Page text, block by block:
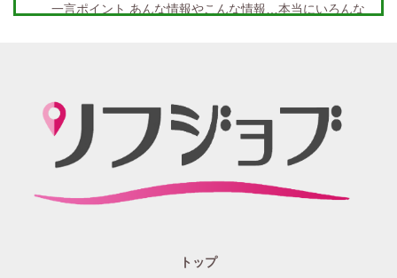
一言ポイント あんな情報やこんな情報…本当にいろんな
紙面媒体スポーツ紙のあの広告求人情報から意味深長な
広告!?まで興味のある方もただ眺めてるだけ、という通り
すがりの方へも！もっとkhaosな情報たちを掲載する場所
が欲しい！というお客様の要望を実現、もっと広く発信
に、リフジョブは地域情報発信サービスを2016年10月よ
トップ